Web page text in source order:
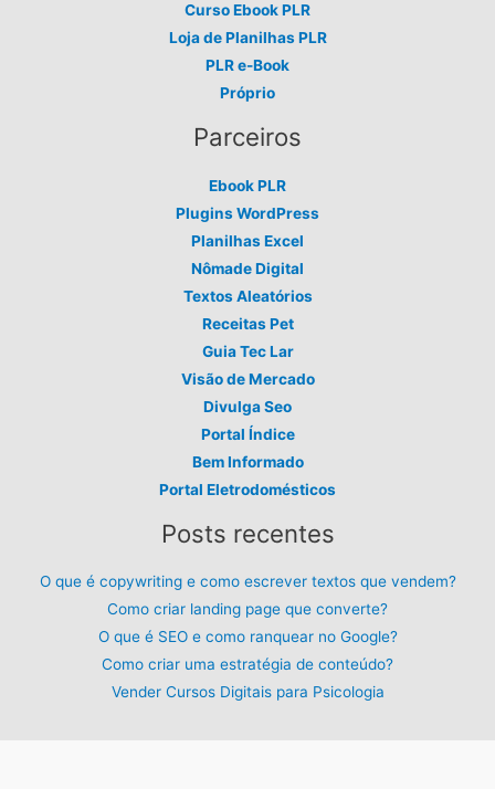
Curso Ebook PLR
Loja de Planilhas PLR
PLR e-Book
Próprio
Parceiros
Ebook PLR
Plugins WordPress
Planilhas Excel
Nômade Digital
Textos Aleatórios
Receitas Pet
Guia Tec Lar
Visão de Mercado
Divulga Seo
Portal Índice
Bem Informado
Portal Eletrodomésticos
Posts recentes
O que é copywriting e como escrever textos que vendem?
Como criar landing page que converte?
O que é SEO e como ranquear no Google?
Como criar uma estratégia de conteúdo?
Vender Cursos Digitais para Psicologia